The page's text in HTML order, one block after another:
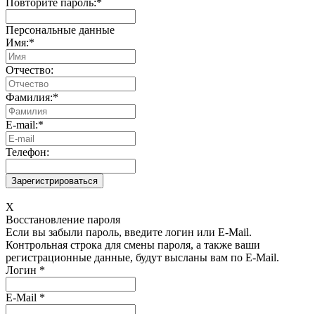
Повторите пароль:*
Персональные данные
Имя:*
Отчество:
Фамилия:*
E-mail:*
Телефон:
X
Восстановление пароля
Если вы забыли пароль, введите логин или E-Mail.
Контрольная строка для смены пароля, а также ваши
регистрационные данные, будут высланы вам по E-Mail.
Логин *
E-Mail *